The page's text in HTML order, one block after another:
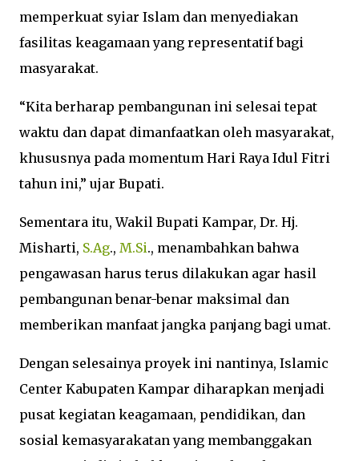
memperkuat syiar Islam dan menyediakan
fasilitas keagamaan yang representatif bagi
masyarakat.
“Kita berharap pembangunan ini selesai tepat
waktu dan dapat dimanfaatkan oleh masyarakat,
khususnya pada momentum Hari Raya Idul Fitri
tahun ini,” ujar Bupati.
Sementara itu, Wakil Bupati Kampar, Dr. Hj.
Misharti, S.Ag., M.Si., menambahkan bahwa
pengawasan harus terus dilakukan agar hasil
pembangunan benar-benar maksimal dan
memberikan manfaat jangka panjang bagi umat.
Dengan selesainya proyek ini nantinya, Islamic
Center Kabupaten Kampar diharapkan menjadi
pusat kegiatan keagamaan, pendidikan, dan
sosial kemasyarakatan yang membanggakan